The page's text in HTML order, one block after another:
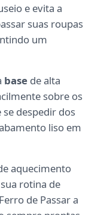
e evita a
suas roupas
um
base de alta
sobre os
despedir dos
liso em
aquecimento
rotina de
de Passar a